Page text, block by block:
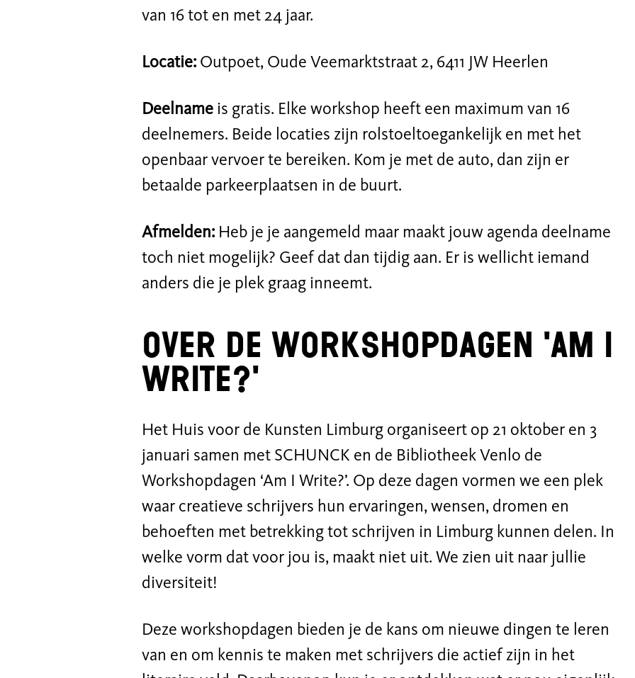
van 16 tot en met 24 jaar.
Locatie: Outpoet, Oude Veemarktstraat 2, 6411 JW Heerlen
Deelname is gratis. Elke workshop heeft een maximum van 16
deelnemers. Beide locaties zijn rolstoeltoegankelijk en met het
openbaar vervoer te bereiken. Kom je met de auto, dan zijn er
betaalde parkeerplaatsen in de buurt.
Afmelden: Heb je je aangemeld maar maakt jouw agenda deelname
toch niet mogelijk? Geef dat dan tijdig aan. Er is wellicht iemand
anders die je plek graag inneemt.
Over de workshopdagen 'Am I
write?'
Het Huis voor de Kunsten Limburg organiseert op 21 oktober en 3
januari samen met SCHUNCK en de Bibliotheek Venlo de
Workshopdagen ‘Am I Write?’. Op deze dagen vormen we een plek
waar creatieve schrijvers hun ervaringen, wensen, dromen en
behoeften met betrekking tot schrijven in Limburg kunnen delen. In
welke vorm dat voor jou is, maakt niet uit. We zien uit naar jullie
diversiteit!
Deze workshopdagen bieden je de kans om nieuwe dingen te leren
van en om kennis te maken met schrijvers die actief zijn in het